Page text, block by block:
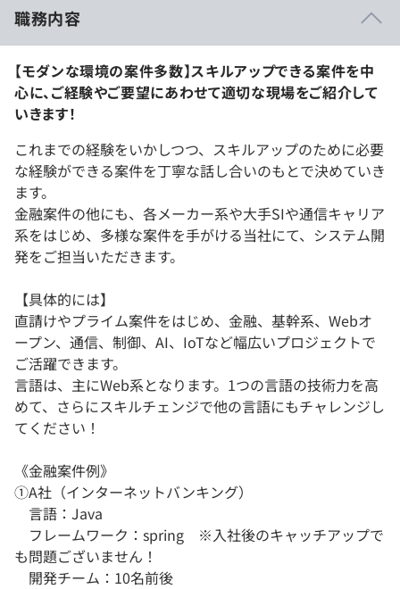
職務内容
【モダンな環境の案件多数】スキルアップできる案件を中
心に、ご経験やご要望にあわせて適切な現場をご紹介して
いきます！
これまでの経験をいかしつつ、スキルアップのために必要
な経験ができる案件を丁寧な話し合いのもとで決めていき
ます。
金融案件の他にも、各メーカー系や大手SIや通信キャリア
系をはじめ、多様な案件を手がける当社にて、システム開
発をご担当いただきます。
【具体的には】
直請けやプライム案件をはじめ、金融、基幹系、Webオ
ープン、通信、制御、AI、IoTなど幅広いプロジェクトで
ご活躍できます。
言語は、主にWeb系となります。1つの言語の技術力を高
めて、さらにスキルチェンジで他の言語にもチャレンジし
てください！
《金融案件例》
①A社（インターネットバンキング）
言語：Java
フレームワーク：spring ※入社後のキャッチアップで
も問題ございません！
開発チーム：10名前後